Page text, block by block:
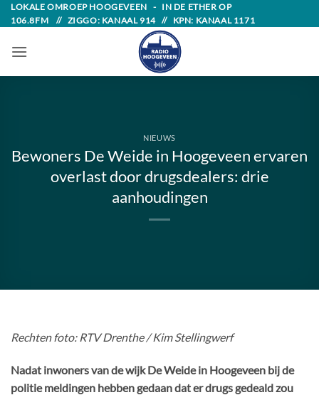
Skip
to
content
LOKALE OMROEP HOOGEVEEN - IN DE ETHER OP
106.8FM // ZIGGO: KANAAL 914 // KPN: KANAAL 1171
NIEUWS
Bewoners De Weide in Hoogeveen ervaren
overlast door drugsdealers: drie
aanhoudingen
Rechten foto: RTV Drenthe / Kim Stellingwerf
Nadat inwoners van de wijk De Weide in Hoogeveen bij de
politie meldingen hebben gedaan dat er drugs gedeald zou